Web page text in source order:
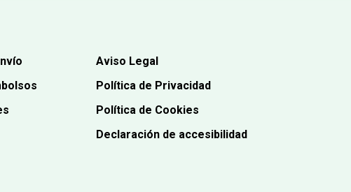
Aviso Legal
Política de Privacidad
Política de Cookies
Declaración de accesibilidad